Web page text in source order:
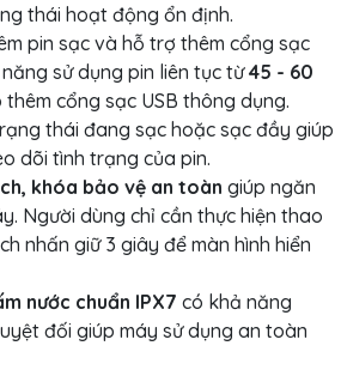
thái hoạt động ổn định.
pin sạc và hỗ trợ thêm cổng sạc
sử dụng pin liên tục từ45 - 60
cổng sạc USB thông dụng.
thái đang sạc hoặc sạc đầy giúp
dõi tình trạng của pin.
khóa bảo vệ an toàn giúp ngăn
Người dùng chỉ cần thực hiện thao
nhấn giữ 3 giây để màn hình hiển
nước chuẩn IPX7 có khả năng
đối giúp máy sử dụng an toàn